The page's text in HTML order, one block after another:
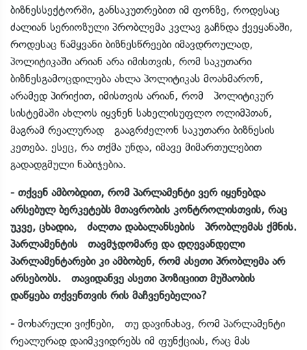
ბიზნესსექტორში, განსაკუთრებით იმ ფონზე, როდესაც
ძალიან სერიოზული პრობლემა კვლავ გაჩნდა ქვეყანაში,
როდესაც წამყვანი ბიზნესწრეები იმავდროულად,
პოლიტიკაში არიან არა იმისთვის, რომ საკუთარი
ბიზნესგამოცდილება ახლა პოლიტიკას მოახმარონ,
არამედ პირიქით, იმისთვის არიან, რომ პოლიტიკურ
სისტემაში ახლოს იყვნენ სახელისუფლო ოლიმპთან,
მაგრამ რეალურად გააგრძელონ საკუთარი ბიზნესის
კეთება. ესეც, რა თქმა უნდა, იმავე მიმართულებით
გადადგმული ნაბიჯებია.
- თქვენ ამბობდით, რომ პარლამენტი ვერ იყენებდა
არსებულ ბერკეტებს მთავრობის კონტროლისთვის, რაც
უკვე, ცხადია, ძალთა დაბალანსების პრობლემას ქმნის.
პარლამენტის თავმჯდომარე და დღევანდელი
პარლამენტარები კი ამბობენ, რომ ასეთი პრობლემა არ
არსებობს. თავიდანვე ასეთი პოზიციით მუშაობის
დაწყება თქვენთვის რის მაჩვენებელია?
- მოხარული ვიქნები, თუ დავინახავ, რომ პარლამენტი
რეალურად დაიმკვიდრებს იმ ფუნქციას, რაც მას